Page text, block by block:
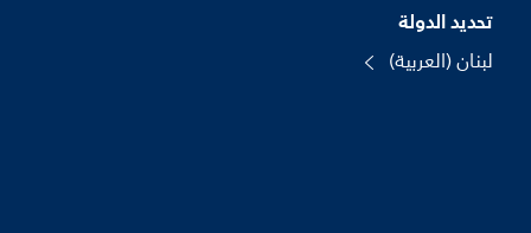
تحديد الدولة
لبنان (العربية)